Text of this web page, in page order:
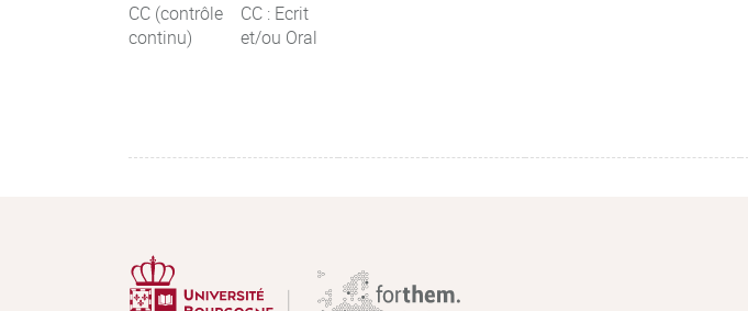
CC (contrôle
continu)
CC : Ecrit
et/ou Oral